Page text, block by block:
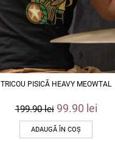
TRICOU PISICĂ HEAVY MEOWTAL
199.90lei 99.90 lei
ADAUGĂ ÎN COȘ